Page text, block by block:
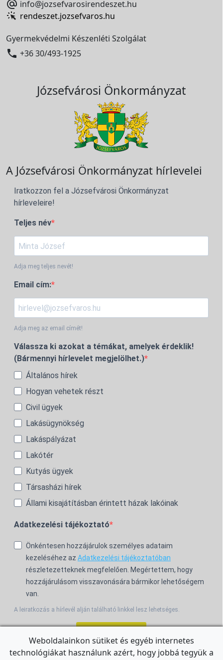
 info@jozsefvarosirendeszet.hu
rendeszet.jozsefvaros.hu
Gyermekvédelmi Készenléti Szolgálat
 +36 30/493-1925
Józsefvárosi Önkormányzat
A Józsefvárosi Önkormányzat hírlevelei
Iratkozzon fel a Józsefvárosi Önkormányzat
hírleveleire!
Teljes név
Adja meg teljes nevét!
Email cím:
Adja meg az email címét!
Válassza ki azokat a témákat, amelyek érdeklik!
(Bármennyi hírlevelet megjelölhet.)
Általános hírek
Hogyan vehetek részt
Civil ügyek
Lakásügynökség
Lakáspályázat
Lakótér
Kutyás ügyek
Társasházi hírek
Állami kisajátításban érintett házak lakóinak
Adatkezelési tájékoztató
Önkéntesen hozzájárulok személyes adataim
kezeléséhez az Adatkezelési tájékoztatóban
részletezetteknek megfelelően. Megértettem, hogy
hozzájárulásom visszavonására bármikor lehetőségem
van.
A leiratkozás a hírlevél alján található linkkel lesz lehetséges.
Weboldalainkon sütiket és egyéb internetes
technológiákat használunk azért, hogy jobbá tegyük a